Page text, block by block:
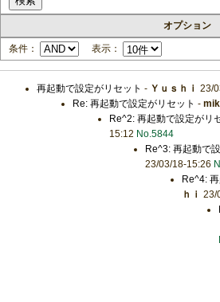
オプション
条件： 表示：
再起動で設定がリセット - Ｙｕｓｈｉ 23/
Re: 再起動で設定がリセット -
Re^2: 再起動で設定がリ
15:12 No.5844
Re^3: 再起動で
23/03/18-15:26
Re^4:
ｈｉ 23/